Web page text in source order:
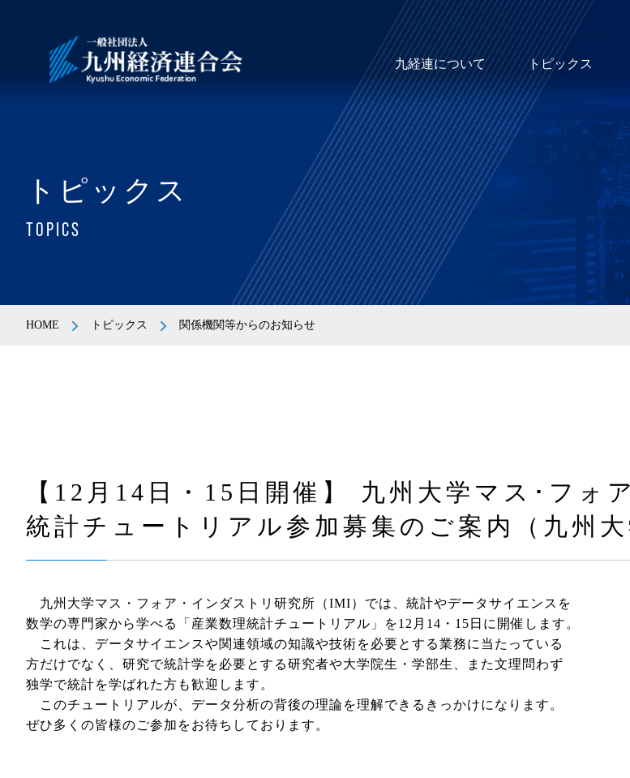
九経連について トピックス
トピックス
TOPICS
HOME トピックス 関係機関等からのお知らせ
【12月14日・15日開催】 九州大学マス･フ
統計チュートリアル参加募集のご案内（九州大
九州大学マス・フォア・インダストリ研究所（IMI）では、統計やデータサイエンスを
数学の専門家から学べる「産業数理統計チュートリアル」を12月14・15日に開催します。
これは、データサイエンスや関連領域の知識や技術を必要とする業務に当たっている
方だけでなく、研究で統計学を必要とする研究者や大学院生・学部生、また文理問わず
独学で統計を学ばれた方も歓迎します。
このチュートリアルが、データ分析の背後の理論を理解できるきっかけになります。
ぜひ多くの皆様のご参加をお待ちしております。